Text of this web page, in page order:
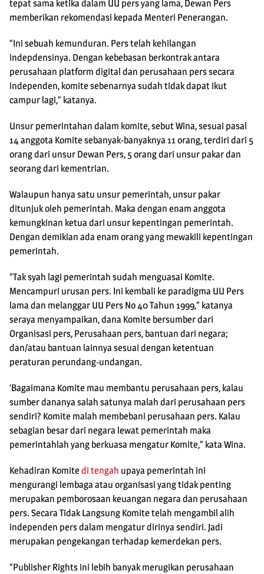
tepat sama ketika dalam UU pers yang lama, Dewan Pers
memberikan rekomendasi kepada Menteri Penerangan.
“Ini sebuah kemunduran. Pers telah kehilangan
indepdensinya. Dengan kebebasan berkontrak antara
perusahaan platform digital dan perusahaan pers secara
independen, komite sebenarnya sudah tidak dapat ikut
campur lagi,” katanya.
Unsur pemerintahan dalam komite, sebut Wina, sesuai pasal
14 anggota Komite sebanyak-banyaknya 11 orang, terdiri dari 5
orang dari unsur Dewan Pers, 5 orang dari unsur pakar dan
seorang dari kementrian.
Walaupun hanya satu unsur pemerintah, unsur pakar
ditunjuk oleh pemerintah. Maka dengan enam anggota
kemungkinan ketua dari unsur kepentingan pemerintah.
Dengan demikian ada enam orang yang mewakili kepentingan
pemerintah.
“Tak syah lagi pemerintah sudah menguasai Komite.
Mencampuri urusan pers. Ini kembali ke paradigma UU Pers
lama dan melanggar UU Pers No 40 Tahun 1999,” katanya
seraya menyampaikan, dana Komite bersumber dari
Organisasi pers, Perusahaan pers, bantuan dari negara;
dan/atau bantuan lainnya sesuai dengan ketentuan
peraturan perundang-undangan.
‘Bagaimana Komite mau membantu perusahaan pers, kalau
sumber dananya salah satunya malah dari perusahaan pers
sendiri? Komite malah membebani perusahaan pers. Kalau
sebagian besar dari negara lewat pemerintah maka
pemerintahlah yang berkuasa mengatur Komite,” kata Wina.
Kehadiran Komite di tengah upaya pemerintah ini
mengurangi lembaga atau organisasi yang tidak penting
merupakan pemborosaan keuangan negara dan perusahaan
pers. Secara Tidak Langsung Komite telah mengambil alih
independen pers dalam mengatur dirinya sendiri. Jadi
merupakan pengekangan terhadap kemerdekan pers.
“Publisher Rights ini lebih banyak merugikan perusahaan